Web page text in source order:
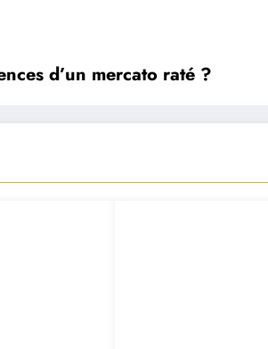
d’un mercato raté ?